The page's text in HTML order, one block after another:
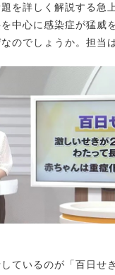
を詳しく解説する急
中心に感染症が猛威
のでしょうか。担当
しているのが「百日せ